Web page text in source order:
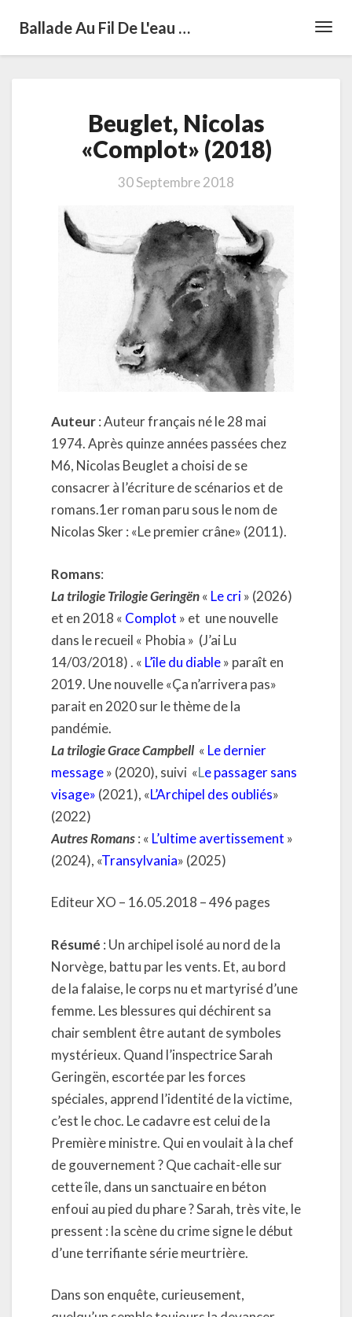
Ballade Au Fil De L'eau …
Nicolas
«Complot»
(2018)
Beuglet, Nicolas
«Complot» (2018)
30 Septembre 2018
Auteur: Auteur français né le 28 mai
1974. Après quinze années passées chez
M6, Nicolas Beuglet a choisi de se
consacrer à l’écriture de scénarios et de
romans.1er roman paru sous le nom de
Nicolas Sker : «Le premier crâne» (2011).
Romans:
La trilogie Trilogie Geringën« Le cri» (2026)
et en 2018 « Complot » et une nouvelle
dans le recueil « Phobia » (J’ai Lu
14/03/2018) . « L’île du diable» paraît en
2019. Une nouvelle «Ça n’arrivera pas»
parait en 2020 sur le thème de la
pandémie.
La trilogie Grace Campbell « Le dernier
message» (2020), suivi «Le passager sans
visage» (2021), «L’Archipel des oubliés»
(2022)
Autres Romans: « L’ultime avertissement »
(2024), «Transylvania» (2025)
Editeur XO – 16.05.2018 – 496 pages
Résumé : Un archipel isolé au nord de la
Norvège, battu par les vents. Et, au bord
de la falaise, le corps nu et martyrisé d’une
femme. Les blessures qui déchirent sa
chair semblent être autant de symboles
mystérieux. Quand l’inspectrice Sarah
Geringën, escortée par les forces
spéciales, apprend l’identité de la victime,
c’est le choc. Le cadavre est celui de la
Première ministre. Qui en voulait à la chef
de gouvernement ? Que cachait-elle sur
cette île, dans un sanctuaire en béton
enfoui au pied du phare ? Sarah, très vite, le
pressent : la scène du crime signe le début
d’une terrifiante série meurtrière.
Dans son enquête, curieusement,